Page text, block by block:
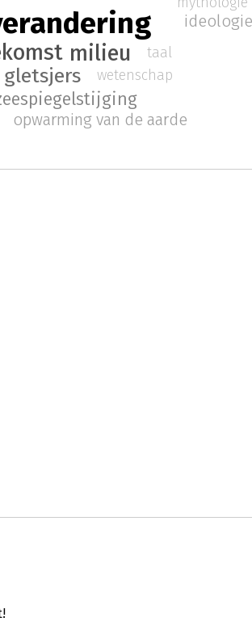
milieu
gletsjers wetenschap
opwarming van de aarde
taal
ideologie